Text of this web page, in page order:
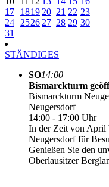
17
1819 20 21 22 23
24
2526 27 28 29 30
31
STÄNDIGES
SO14:00
Bismarckturm
Bismarckturm
Neugersdorf
14:00 - 17:00 Uhr
In der Zeit von April
Neugersdorf für
Genießen Sie den
Oberlausitzer